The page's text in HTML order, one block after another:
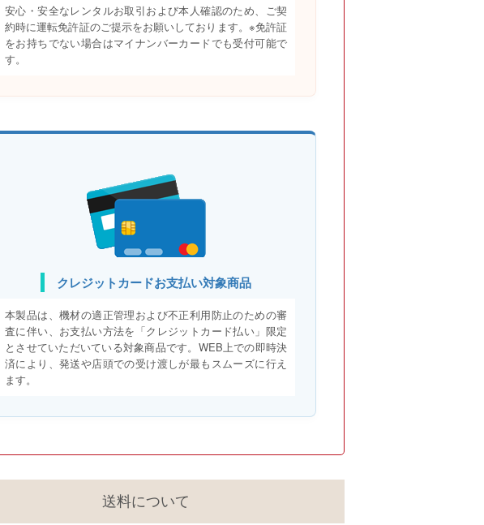
安心・安全なレンタルお取引および本人確認のため、ご契
約時に運転免許証のご提示をお願いしております。※免許証
をお持ちでない場合はマイナンバーカードでも受付可能で
す。
クレジットカードお支払い対象商品
本製品は、機材の適正管理および不正利用防止のための審
査に伴い、お支払い方法を「クレジットカード払い」限定
とさせていただいている対象商品です。WEB上での即時決
済により、発送や店頭での受け渡しが最もスムーズに行え
ます。
送料について